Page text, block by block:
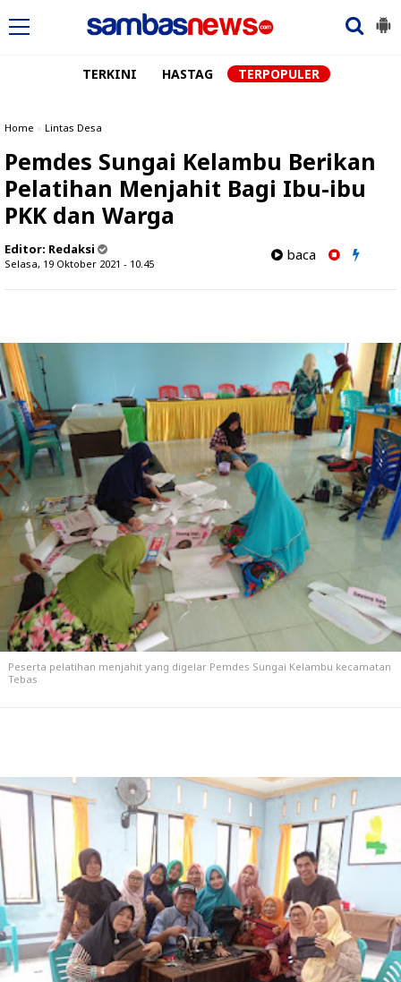
TERKINI HASTAG TERPOPULER
Home » Lintas Desa
Pemdes Sungai Kelambu Berikan
Pelatihan Menjahit Bagi Ibu-ibu
PKK dan Warga
Editor: Redaksi
Selasa, 19 Oktober 2021 - 10.45
baca
Peserta pelatihan menjahit yang digelar Pemdes Sungai Kelambu kecamatan
Tebas